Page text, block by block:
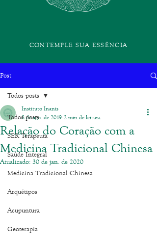
CONTEMPLE SUA ESSÊNCIA
Post
Todos posts
SER Terapeuta
Saúde Integral
Medicina Tradicional Chinesa
Arquétipos
Acupuntura
Geoterapia
Todos posts
Relação do Coração com a
Medicina Tradicional Chinesa
Instituto Inanis
8 de ago. de 2019 2 min de leitura
Atualizado: 30 de jan. de 2020